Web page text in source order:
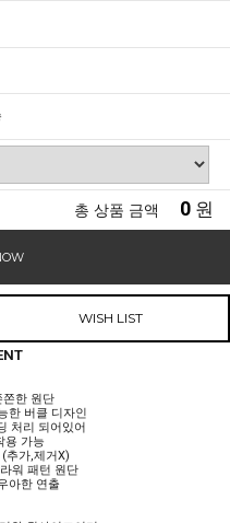
총 상품 금액 0 원
WISH LIST
쫀한 원단
한 버클 디자인
처리 되어있어
용 가능
추가,제거X)
워 패턴 원단
아한 연출